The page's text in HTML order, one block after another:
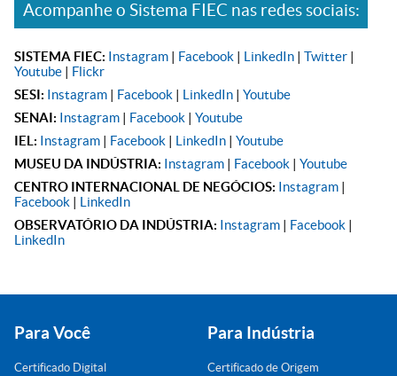
Acompanhe o Sistema FIEC nas redes sociais:
SISTEMA FIEC: Instagram | Facebook | LinkedIn | Twitter |
Youtube | Flickr
SESI: Instagram | Facebook | LinkedIn | Youtube
SENAI: Instagram | Facebook | Youtube
IEL: Instagram | Facebook | LinkedIn | Youtube
MUSEU DA INDÚSTRIA: Instagram | Facebook | Youtube
CENTRO INTERNACIONAL DE NEGÓCIOS: Instagram |
Facebook | LinkedIn
OBSERVATÓRIO DA INDÚSTRIA: Instagram | Facebook |
LinkedIn
Para Você
Certificado Digital
Para Indústria
Certificado de Origem